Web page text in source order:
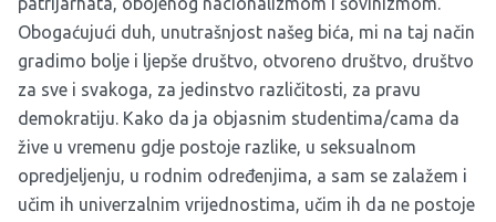
Obogaćujući duh, unutrašnjost našeg bića, mi na taj način
gradimo bolje i ljepše društvo, otvoreno društvo, društvo
za sve i svakoga, za jedinstvo različitosti, za pravu
demokratiju. Kako da ja objasnim studentima/cama da
žive u vremenu gdje postoje razlike, u seksualnom
opredjeljenju, u rodnim određenjima, a sam se zalažem i
učim ih univerzalnim vrijednostima, učim ih da ne postoje